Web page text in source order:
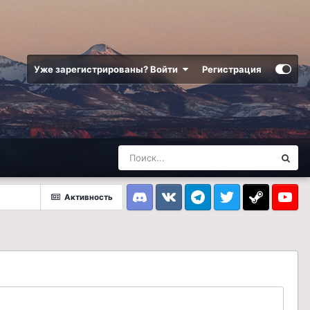
Уже зарегистрированы? Войти Регистрация
Активность
DiscordVK TelegramTwitter Steam